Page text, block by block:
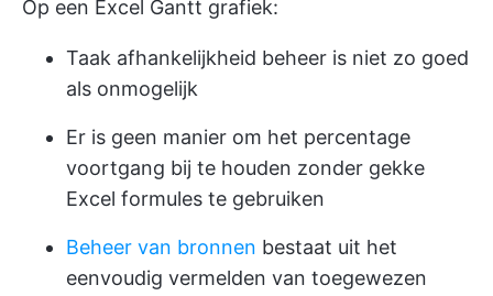
Op een Excel Gantt grafiek:
Taak afhankelijkheid beheer is niet zo goed
als onmogelijk
Er is geen manier om het percentage
voortgang bij te houden zonder gekke
Excel formules te gebruiken
Beheer van bronnen bestaat uit het
eenvoudig vermelden van toegewezen